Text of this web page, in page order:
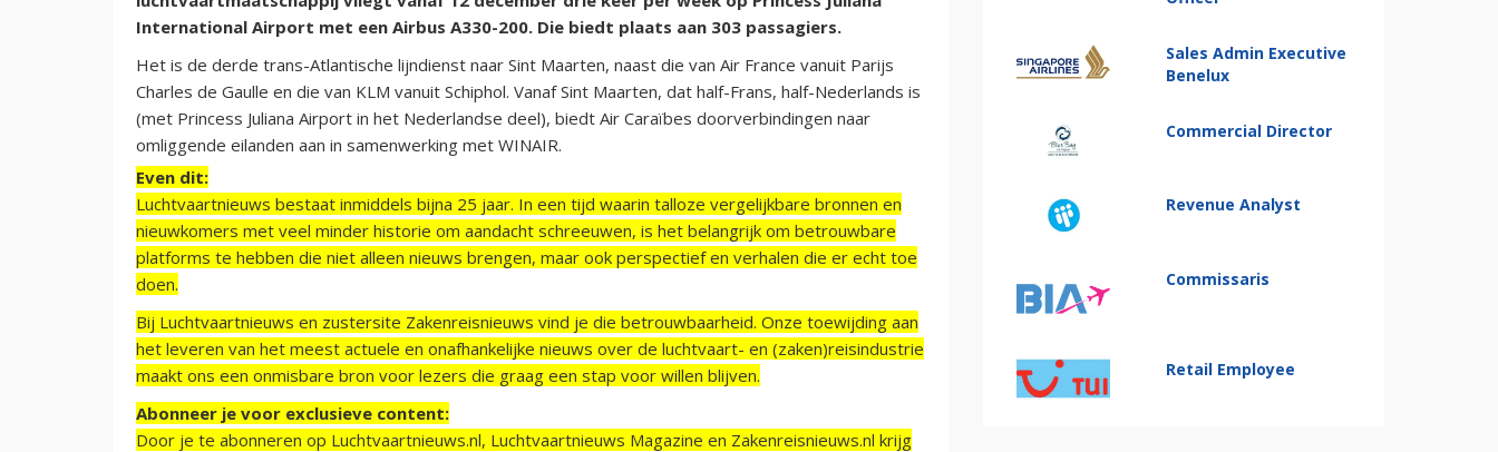
International Airport met een Airbus A330-200. Die biedt plaats aan 303 passagiers.
Het is de derde trans-Atlantische lijndienst naar Sint Maarten, naast die van Air France vanuit Parijs
Charles de Gaulle en die van KLM vanuit Schiphol. Vanaf Sint Maarten, dat half-Frans, half-Nederlands is
(met Princess Juliana Airport in het Nederlandse deel), biedt Air Caraïbes doorverbindingen naar
omliggende eilanden aan in samenwerking met WINAIR.
Even dit:
Luchtvaartnieuws bestaat inmiddels bijna 25 jaar. In een tijd waarin talloze vergelijkbare bronnen en
nieuwkomers met veel minder historie om aandacht schreeuwen, is het belangrijk om betrouwbare
platforms te hebben die niet alleen nieuws brengen, maar ook perspectief en verhalen die er echt toe
doen.
Bij Luchtvaartnieuws en zustersite Zakenreisnieuws vind je die betrouwbaarheid. Onze toewijding aan
het leveren van het meest actuele en onafhankelijke nieuws over de luchtvaart- en (zaken)reisindustrie
maakt ons een onmisbare bron voor lezers die graag een stap voor willen blijven.
Abonneer je voor exclusieve content:
Door je te abonneren op Luchtvaartnieuws.nl, Luchtvaartnieuws Magazine en Zakenreisnieuws.nl krijg
Sales Admin Executive
Benelux
Commercial Director
Revenue Analyst
Commissaris
Retail Employee